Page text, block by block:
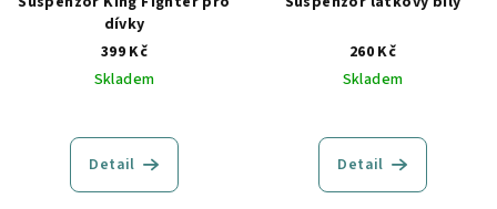
o
dívky
399 Kč
Skladem
Detail
260 Kč
Skladem
Detail